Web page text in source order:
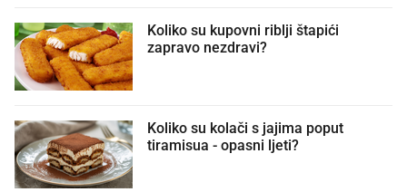
Koliko su kupovni riblji štapići
zapravo nezdravi?
Koliko su kolači s jajima poput
tiramisua - opasni ljeti?